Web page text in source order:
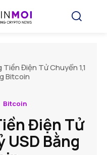
Tiền Điện Tử Chuyển 1,1
Bitcoin
Bitcoin
Điện Tử
USD Bằng